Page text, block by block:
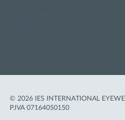
© 2026 IES INTERNATIONAL
P.IVA 07164050150